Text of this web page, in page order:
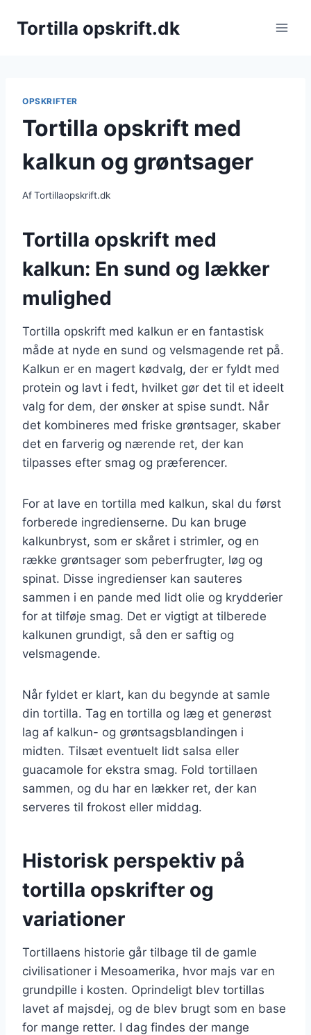
Tortilla opskrift.dk
OPSKRIFTER
Tortilla opskrift med
kalkun og grøntsager
AfTortillaopskrift.dk
Tortilla opskrift med
kalkun: En sund og lækker
mulighed
Tortilla opskrift med kalkun er en fantastisk
måde at nyde en sund og velsmagende ret på.
Kalkun er en magert kødvalg, der er fyldt med
protein og lavt i fedt, hvilket gør det til et ideelt
valg for dem, der ønsker at spise sundt. Når
det kombineres med friske grøntsager, skaber
det en farverig og nærende ret, der kan
tilpasses efter smag og præferencer.
For at lave en tortilla med kalkun, skal du først
forberede ingredienserne. Du kan bruge
kalkunbryst, som er skåret i strimler, og en
række grøntsager som peberfrugter, løg og
spinat. Disse ingredienser kan sauteres
sammen i en pande med lidt olie og krydderier
for at tilføje smag. Det er vigtigt at tilberede
kalkunen grundigt, så den er saftig og
velsmagende.
Når fyldet er klart, kan du begynde at samle
din tortilla. Tag en tortilla og læg et generøst
lag af kalkun- og grøntsagsblandingen i
midten. Tilsæt eventuelt lidt salsa eller
guacamole for ekstra smag. Fold tortillaen
sammen, og du har en lækker ret, der kan
serveres til frokost eller middag.
Historisk perspektiv på
tortilla opskrifter og
variationer
Tortillaens historie går tilbage til de gamle
civilisationer i Mesoamerika, hvor majs var en
grundpille i kosten. Oprindeligt blev tortillas
lavet af majsdej, og de blev brugt som en base
for mange retter. I dag findes der mange